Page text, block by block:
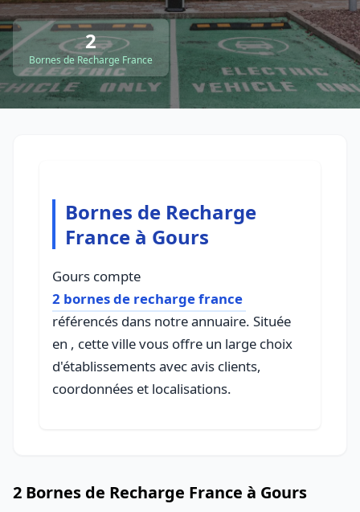
2
Bornes de Recharge France
Bornes de Recharge
France à Gours
Gours compte
2 bornes de recharge france
référencés dans notre annuaire. Située
en , cette ville vous offre un large choix
d'établissements avec avis clients,
coordonnées et localisations.
2 Bornes de Recharge France à Gours